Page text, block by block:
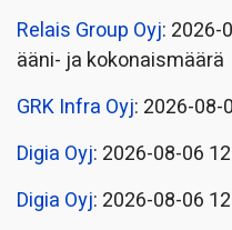
Relais Group Oyj: 2026-
ääni- ja kokonaismäärä
GRK Infra Oyj: 2026-08-
Digia Oyj: 2026-08-06
Digia Oyj: 2026-08-06